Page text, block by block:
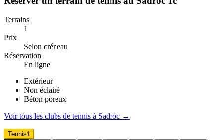
Terrains
1
Prix
Selon créneau
Réservation
En ligne
Extérieur
Non éclairé
Béton poreux
Voir tous les clubs de tennis à Sadroc →
Tennis1